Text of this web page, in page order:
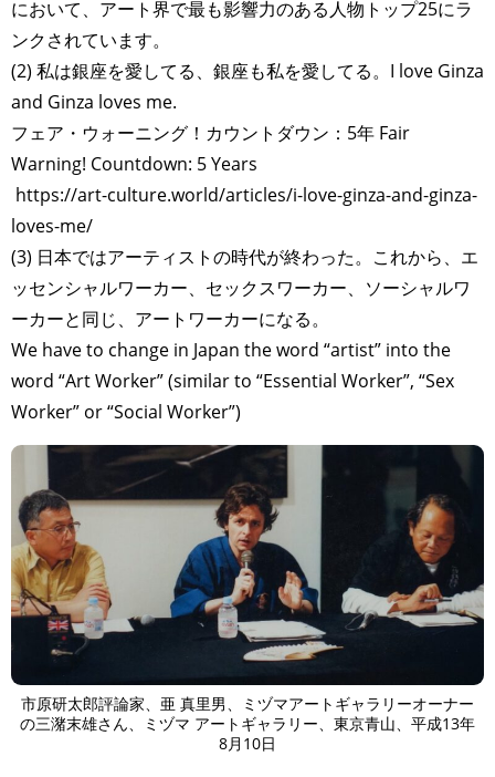
において、アート界で最も影響力のある人物トップ25にラ
ンクされています。
(2) 私は銀座を愛してる、銀座も私を愛してる。I love Ginza
and Ginza loves me.
フェア・ウォーニング！カウントダウン：5年 Fair
Warning! Countdown: 5 Years
https://art-culture.world/articles/i-love-ginza-and-ginza-
loves-me/
(3) 日本ではアーティストの時代が終わった。これから、エ
ッセンシャルワーカー、セックスワーカー、ソーシャルワ
ーカーと同じ、アートワーカーになる。
We have to change in Japan the word “artist” into the
word “Art Worker” (similar to “Essential Worker”, “Sex
Worker” or “Social Worker”)
市原研太郎評論家、亜 真里男、ミヅマアートギャラリーオーナー
の三潴末雄さん、ミヅマ アートギャラリー、東京青山、平成13年
8月10日